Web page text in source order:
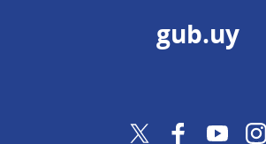
gub.uy
Twitter Facebook